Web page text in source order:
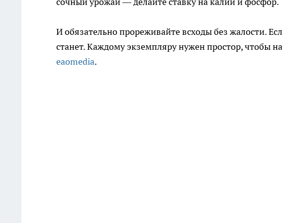
И обязательно прореживайте всходы без жалости.
станет. Каждому экземпляру нужен простор, чтобы
eaomedia.